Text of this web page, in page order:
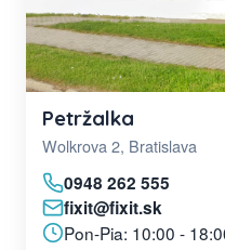
Petržalka
Wolkrova 2, Bratislava
0948 262 555
fixit@fixit.sk
Pon-Pia: 10:00 -